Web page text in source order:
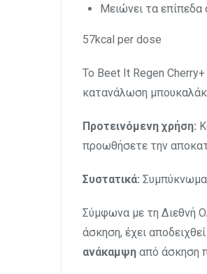
Μειώνει τα επίπεδα
57kcal per dose
Το Beet It Regen
κατανάλωση
Προτεινόμενη χρήση:
προωθήσετε την
Συστατικά:
Σύμφωνα με τη Διεθνή
άσκηση, έχει
ανάκαμψη από άσκηση